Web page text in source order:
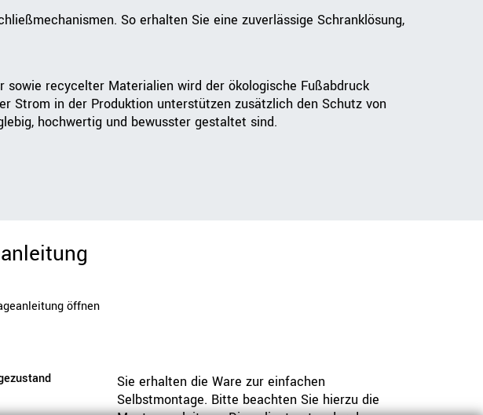
So erhalten Sie eine zuverlässige Schranklösung,
sowie recycelter Materialien wird der ökologische Fußabdruck
Strom in der Produktion unterstützen zusätzlich den Schutz von
hochwertig und bewusster gestaltet sind.
öffnen
Sie erhalten die Ware zur einfachen
Selbstmontage. Bitte beachten Sie hierzu die